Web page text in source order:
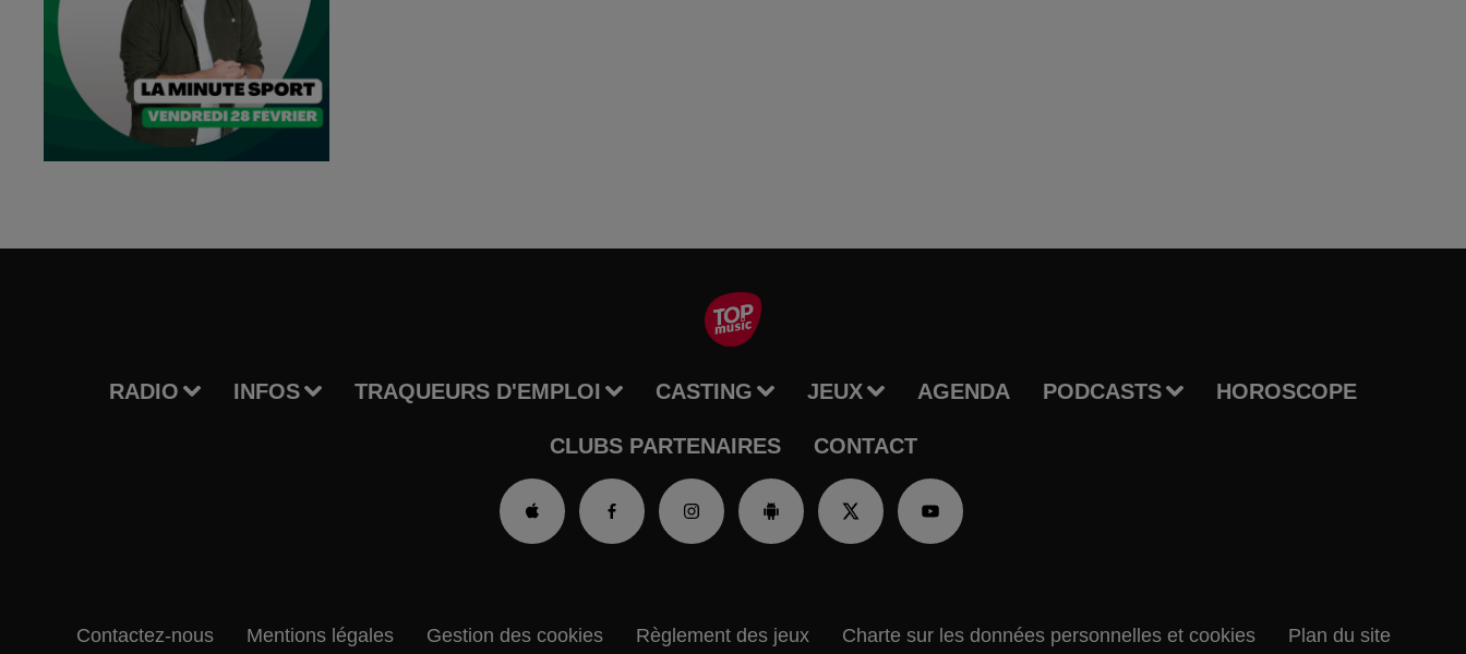
RADIO INFOS TRAQUEURS D'EMPLOI CASTING JEUX AGENDA PODCASTS HOROSCOPE
CLUBS PARTENAIRES CONTACT
Contactez-nous Mentions légales Gestion des cookies Règlement des jeux Charte sur les données personnelles et cookies Plan du site